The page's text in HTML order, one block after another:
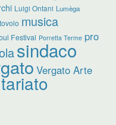
Luigi Ontani Lumèga
musica
Festival Porretta Terme pro
sindaco
Vergato Arte